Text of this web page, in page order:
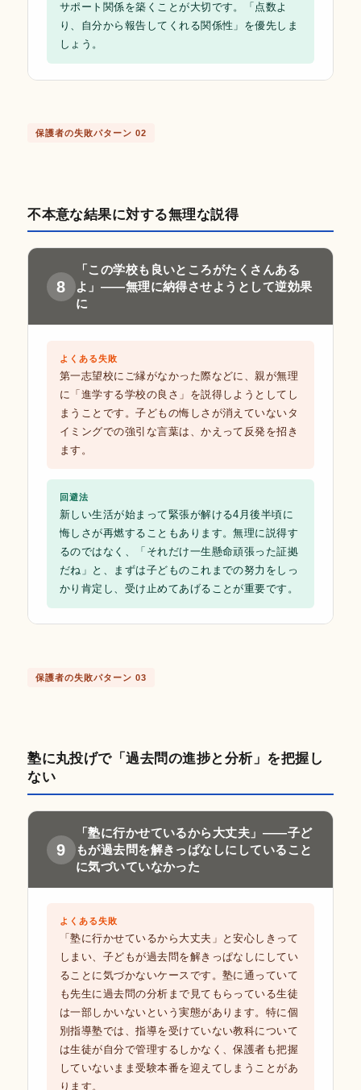
サポート関係を築くことが大切です。「点数よ
り、自分から報告してくれる関係性」を優先しま
しょう。
保護者の失敗パターン 02
不本意な結果に対する無理な説得
8
「この学校も良いところがたくさんある
よ」——無理に納得させようとして逆効果
に
よくある失敗
第一志望校にご縁がなかった際などに、親が無理
に「進学する学校の良さ」を説得しようとしてし
まうことです。子どもの悔しさが消えていないタ
イミングでの強引な言葉は、かえって反発を招き
ます。
回避法
新しい生活が始まって緊張が解ける4月後半頃に
悔しさが再燃することもあります。無理に説得す
るのではなく、「それだけ一生懸命頑張った証拠
だね」と、まずは子どものこれまでの努力をしっ
かり肯定し、受け止めてあげることが重要です。
保護者の失敗パターン 03
塾に丸投げで「過去問の進捗と分析」を把握し
ない
9
「塾に行かせているから大丈夫」——子ど
もが過去問を解きっぱなしにしていること
に気づいていなかった
よくある失敗
「塾に行かせているから大丈夫」と安心しきって
しまい、子どもが過去問を解きっぱなしにしてい
ることに気づかないケースです。塾に通っていて
も先生に過去問の分析まで見てもらっている生徒
は一部しかいないという実態があります。特に個
別指導塾では、指導を受けていない教科について
は生徒が自分で管理するしかなく、保護者も把握
していないまま受験本番を迎えてしまうことがあ
ります。